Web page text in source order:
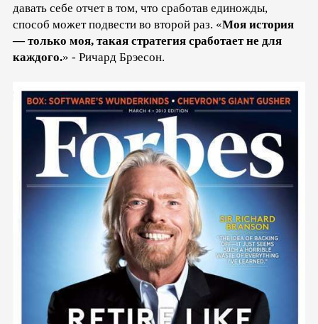
давать себе отчет в том, что сработав единожды,
способ может подвести во второй раз. «Моя история
— только моя, такая стратегия сработает не для
каждого.» - Ричард Брэесон.